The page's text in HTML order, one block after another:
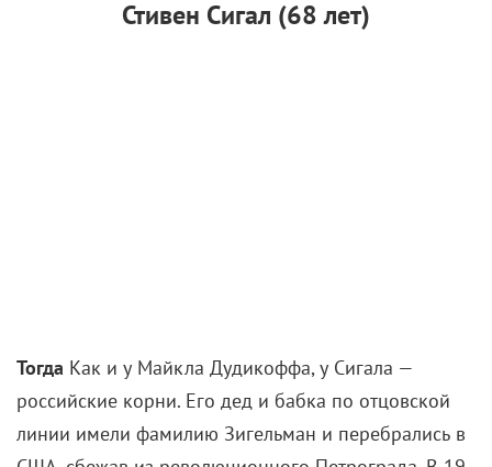
тайгой. Действие «Сибириады» начинается
воскресают мертвые — давно умершие Устюжанины
и Соломины, объединенные общей судьбой.
Кончаловский не скрывал, что позаимствовал идею